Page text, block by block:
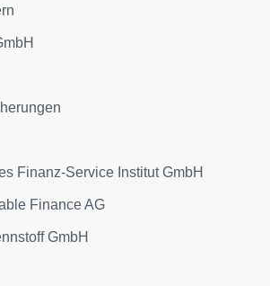
Finanz-Service Institut GmbH
Finance AG
GmbH